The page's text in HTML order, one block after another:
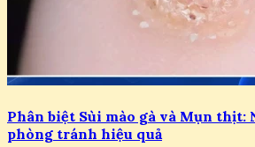
Phân biệt Sùi mào gà và Mụn thịt:
phòng tránh hiệu quả